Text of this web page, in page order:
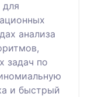
для
анализа
задач по
и быстрый